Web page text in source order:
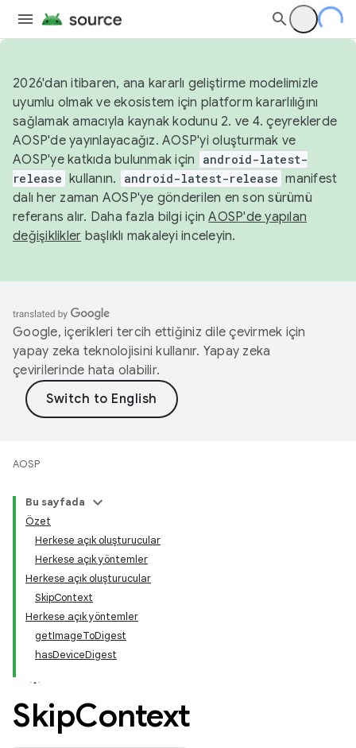
2026'dan itibaren, ana kararlı geliştirme modelimizle
uyumlu olmak ve ekosistem için platform kararlılığını
sağlamak amacıyla kaynak kodunu 2. ve 4. çeyreklerde
AOSP'de yayınlayacağız. AOSP'yi oluşturmak ve
AOSP'ye katkıda bulunmak için
android-latest-
release kullanın. android-latest-release manifest
dalı her zaman AOSP'ye gönderilen en son sürümü
referans alır. Daha fazla bilgi içinAOSP'de yapılan
değişiklikler başlıklı makaleyi inceleyin.
Google, içerikleri tercih ettiğiniz dile çevirmek için
yapay zeka teknolojisini kullanır. Yapay zeka
çevirilerinde hata olabilir.
AOSP
Bu sayfada
Özet
Herkese açık oluşturucular
Herkese açık yöntemler
Herkese açık oluşturucular
SkipContext
Herkese açık yöntemler
getImageToDigest
hasDeviceDigest
SkipContext